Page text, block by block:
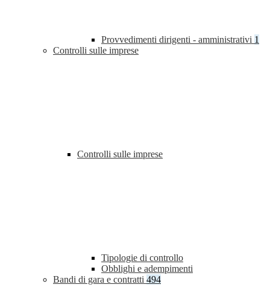
Provvedimenti dirigenti - amministrativi 1
Controlli sulle imprese
Controlli sulle imprese
Tipologie di controllo
Obblighi e adempimenti
Bandi di gara e contratti 494